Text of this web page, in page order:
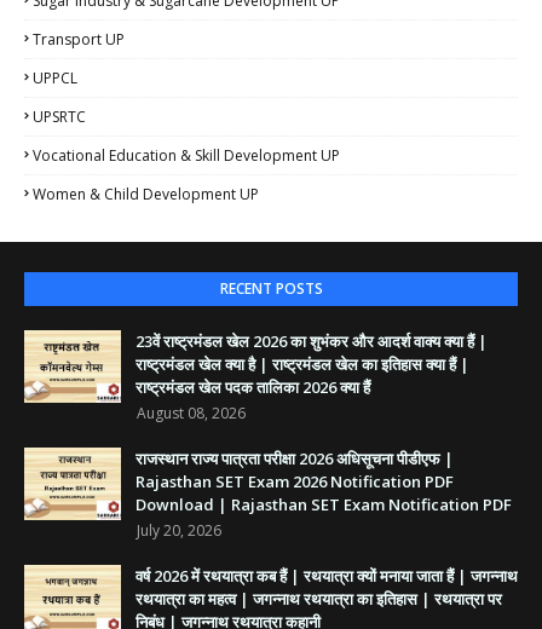
Transport UP
UPPCL
UPSRTC
Vocational Education & Skill Development UP
Women & Child Development UP
RECENT POSTS
23वें राष्ट्रमंडल खेल 2026 का शुभंकर और आदर्श वाक्य क्या हैं |
राष्ट्रमंडल खेल क्या है | राष्ट्रमंडल खेल का इतिहास क्या हैं |
राष्ट्रमंडल खेल पदक तालिका 2026 क्या हैं
August 08, 2026
राजस्थान राज्य पात्रता परीक्षा 2026 अधिसूचना पीडीएफ |
Rajasthan SET Exam 2026 Notification PDF
Download | Rajasthan SET Exam Notification PDF
July 20, 2026
वर्ष 2026 में रथयात्रा कब हैं | रथयात्रा क्यों मनाया जाता हैं | जगन्नाथ
रथयात्रा का महत्व | जगन्नाथ रथयात्रा का इतिहास | रथयात्रा पर
निबंध | जगन्नाथ रथयात्रा कहानी